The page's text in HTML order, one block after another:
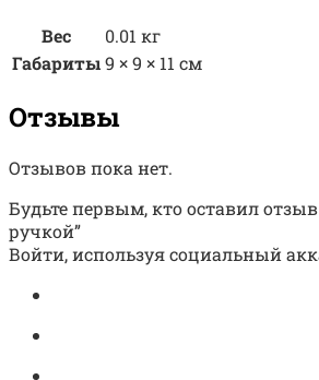
Вес
0.01 кг
Габариты9 × 9 × 11 см
Отзывы
Отзывов пока нет.
Будьте первым, кто оставил отзыв
ручкой”
Войти, используя социальный